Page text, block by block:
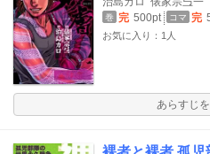
巻 完 500pt コマ 完
お気に入り：1人
あらすじ